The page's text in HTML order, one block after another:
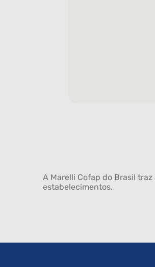
A Marelli Cofap do Brasil
estabelecimentos.